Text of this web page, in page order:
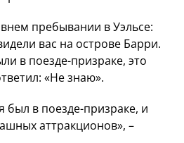
пребывании в Уэльсе:
вас на острове Барри.
в поезде-призраке, это
«Не знаю».
в поезде-призраке, и
аттракционов», –